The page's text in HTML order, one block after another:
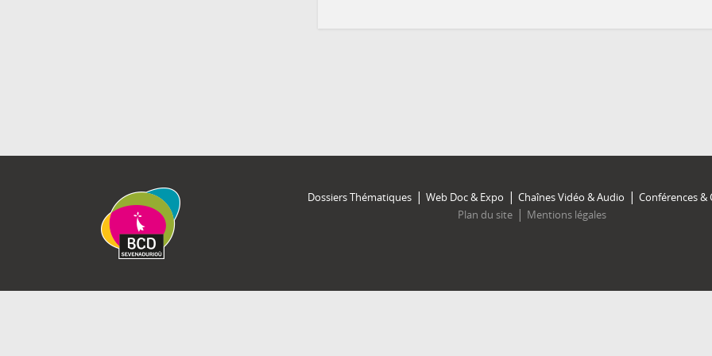
Dossiers Thématiques Web Doc & Expo Chaînes Vidéo & Audio
Conférences &
Plan du site
Mentions légales